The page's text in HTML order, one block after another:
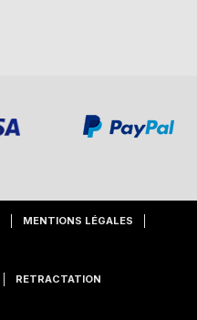
MENTIONS LÉGALES
RETRACTATION